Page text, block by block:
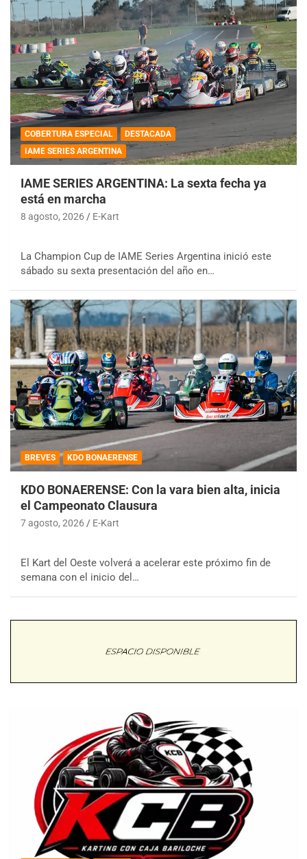
COBERTURA ESPECIAL
DESTACADA
IAME SERIES ARGENTINA
IAME SERIES ARGENTINA: La sexta fecha ya
está en marcha
8 agosto, 2026 E-Kart
La Champion Cup de IAME Series Argentina inició este
sábado su sexta presentación del año en…
BREVES KDO BONAERENSE
KDO BONAERENSE: Con la vara bien alta, inicia
el Campeonato Clausura
7 agosto, 2026 E-Kart
El Kart del Oeste volverá a acelerar este próximo fin de
semana con el inicio del…